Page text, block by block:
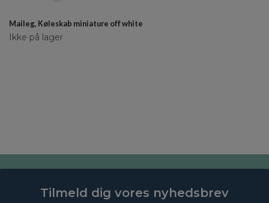
Maileg, Køleskab miniature off white
Ikke på lager
Tilmeld dig vores nyhedsbrev